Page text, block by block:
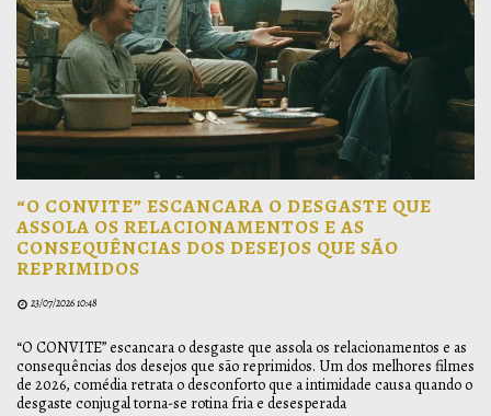
“O CONVITE” ESCANCARA O DESGASTE QUE
ASSOLA OS RELACIONAMENTOS E AS
CONSEQUÊNCIAS DOS DESEJOS QUE SÃO
REPRIMIDOS
23/07/2026 10:48
“O CONVITE” escancara o desgaste que assola os relacionamentos e as
consequências dos desejos que são reprimidos. Um dos melhores filmes
de 2026, comédia retrata o desconforto que a intimidade causa quando o
desgaste conjugal torna-se rotina fria e desesperada